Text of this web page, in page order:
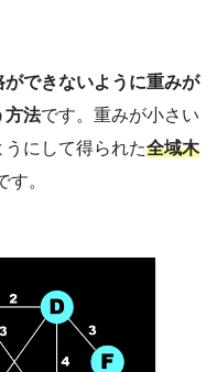
できないように重みが
方法です。重みが小さい
にして得られた全域木
す。